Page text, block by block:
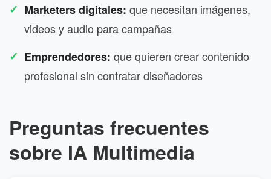
Marketers digitales: que necesitan imágenes,
videos y audio para campañas
Emprendedores: que quieren crear contenido
profesional sin contratar diseñadores
Preguntas frecuentes
sobre IA Multimedia